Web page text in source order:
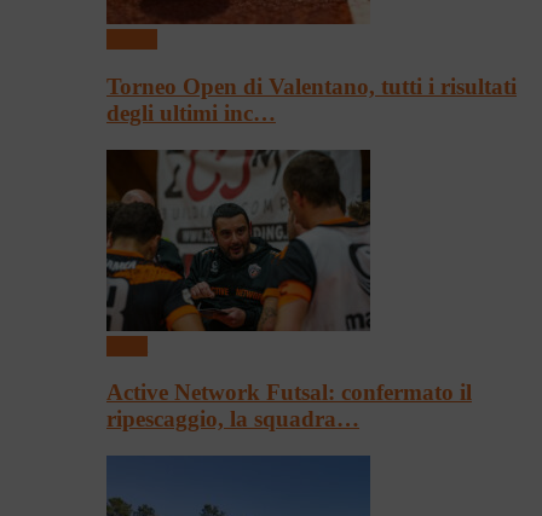
Torneo Open di Valentano, tutti i risultati
degli ultimi inc…
Active Network Futsal: confermato il
ripescaggio, la squadra…